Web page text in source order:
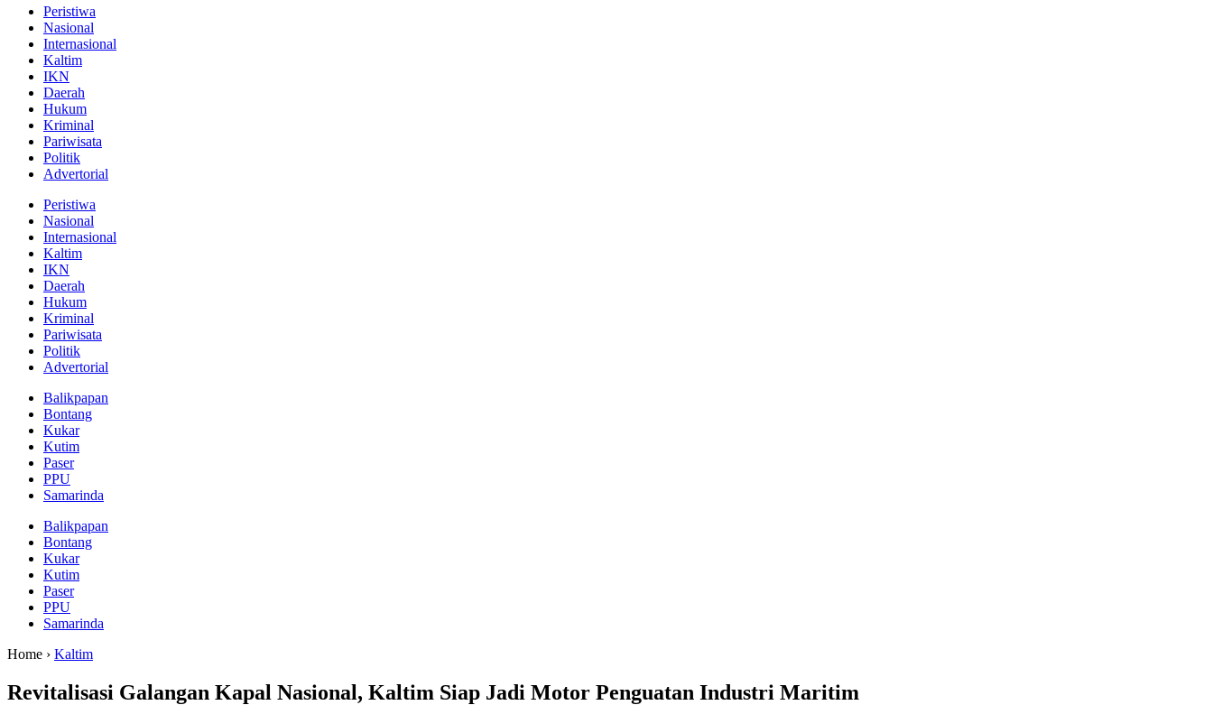
Peristiwa
Nasional
Internasional
Kaltim
IKN
Daerah
Hukum
Kriminal
Pariwisata
Politik
Advertorial
Peristiwa
Nasional
Internasional
Kaltim
IKN
Daerah
Hukum
Kriminal
Pariwisata
Politik
Advertorial
Balikpapan
Bontang
Kukar
Kutim
Paser
PPU
Samarinda
Balikpapan
Bontang
Kukar
Kutim
Paser
PPU
Samarinda
Home › Kaltim
Revitalisasi Galangan Kapal Nasional, Kaltim Siap Jadi Motor Penguatan Industri Maritim